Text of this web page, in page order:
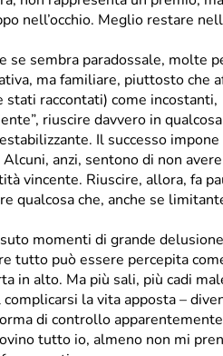
nell’occhio. Meglio restare
se sembra paradossale, molte
ma familiare, piuttosto che
stati raccontati) come incostanti,
riuscire davvero in
Il successo impone
anzi, sentono di non
vincente. Riuscire, allora, fa
qualcosa che, anche se
momenti di grande
tutto può essere percepita
in alto. Ma più sali, più cadi
la vita apposta –
di controllo apparentemente
tutto io, almeno non mi